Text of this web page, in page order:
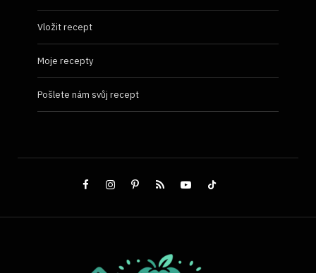
Vložit recept
Moje recepty
Pošlete nám svůj recept